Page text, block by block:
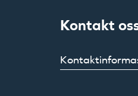
Kontakt